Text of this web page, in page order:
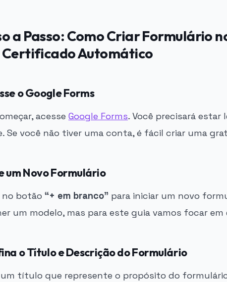
a Passo: Como Criar Formulário
Certificado Automático
o Google Forms
acesse Google Forms. Você precisará
Se você não tiver uma conta, é fácil criar uma
um Novo Formulário
no botão “+ em branco” para iniciar um novo
um modelo, mas para este guia vamos focar em
o Título e Descrição do Formulário
título que represente o propósito do